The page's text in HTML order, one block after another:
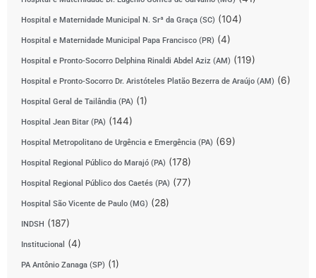
Hospital e Maternidade Municipal N. Srª da Graça (SC) (104)
Hospital e Maternidade Municipal Papa Francisco (PR) (4)
Hospital e Pronto-Socorro Delphina Rinaldi Abdel Aziz (AM) (119)
Hospital e Pronto-Socorro Dr. Aristóteles Platão Bezerra de Araújo (AM) (6)
Hospital Geral de Tailândia (PA) (1)
Hospital Jean Bitar (PA) (144)
Hospital Metropolitano de Urgência e Emergência (PA) (69)
Hospital Regional Público do Marajó (PA) (178)
Hospital Regional Público dos Caetés (PA) (77)
Hospital São Vicente de Paulo (MG) (28)
INDSH (187)
Institucional (4)
PA Antônio Zanaga (SP) (1)